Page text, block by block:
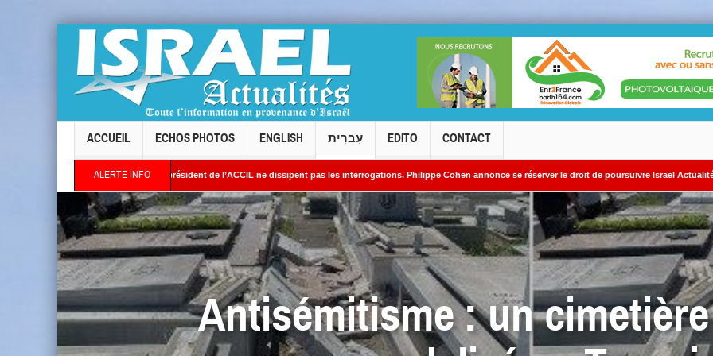
ACCUEIL ECHOS PHOTOS ENGLISH עִברִית EDITO CONTACT
ALERTE INFO
: les réponses du président de l’ACCIL ne dissipent pas les interrogations. Philippe Cohen annonce se réserver le droit de poursuivre Israël Actualités en diffamation.
Des images satellites révèlent une activité jugée « inquiétante » sur des sites nucléaires iraniens
Antisémitisme : un